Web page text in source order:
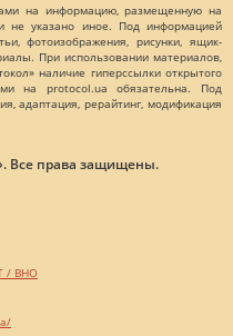
на информацию, размещенную на
не указано иное. Под информацией
фотоизображения, рисунки, ящик-
При использовании материалов,
наличие гиперссылки открытого
на protocol.ua обязательна. Под
адаптация, рерайтинг, модификация
Все права защищены.
/ ВНО